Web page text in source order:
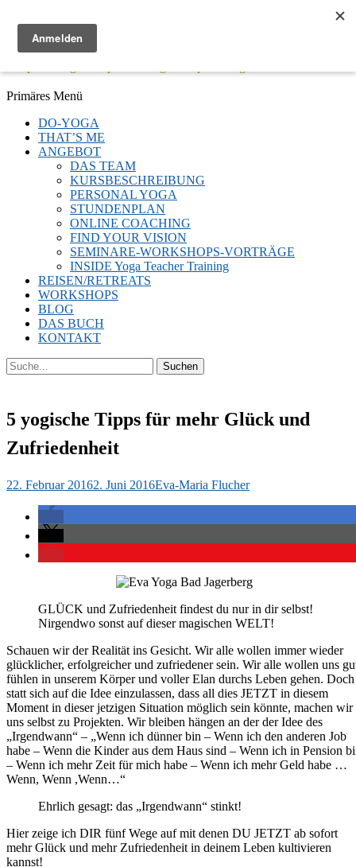
Menü
Facebook
Twitter
E-
LinkedIn
YouTube
Instagram
Primäres Menü
Zum
Inhalt
springen
DO-YOGA
THAT’S ME
ANGEBOT
DAS TEAM
KURSBESCHREIBUNG
PERSONAL YOGA
STUNDENPLAN
ONLINE COACHING
FIND YOUR VISION
SEMINARE-WORKSHOPS-VORTRÄGE
INSIDE Yoga Teacher Training
REISEN/RETREATS
WORKSHOPS
BLOG
DAS BUCH
KONTAKT
Suchen
Suchen
nach:
5 yogische Tipps für mehr Glück und
Zufriedenheit
Veröffentlicht
22. Februar 20162. Juni 2016Autor
Eva-Maria Flucher
GLÜCK und Zufriedenheit findest du nur in dir selbst!
Nirgendwo sonst auf dieser magischen WELT!
Schauen wir der Realität ins Gesicht. Wir alle wollen immer wieder
glücklicher, erfolgreicher und zufriedener sein. Wir alle wollen uns
fühlen in unserem Körper und voller Elan durchs Leben gehen. Doch
statt sich auf die Idee einzulassen, dass all dies JETZT in diesem
Moment in dieser jetzigen Situation möglich sein könnte, machen wir
uns selbst zu Projekten. Wir bleiben hängen an der der Idee des
„Irgendwann“ – „Wenn ich dünner bin – Wenn ich den anderen Job
habe – Wenn die Kinder aus dem Haus sind – Wenn ich in Pension
– Wenn ich mehr Zeit für mich habe – Wenn ich mehr Geld habe …
Wenn, Wenn ,Wenn…“
Ehrlich gesagt: das „Irgendwann“ stinkt!
Hier zeige ich DIR fünf Wege auf mit denen DU JETZT ab sofort
mehr Glück und mehr Zufriedenheit in deinem Leben kultivieren
kannst!